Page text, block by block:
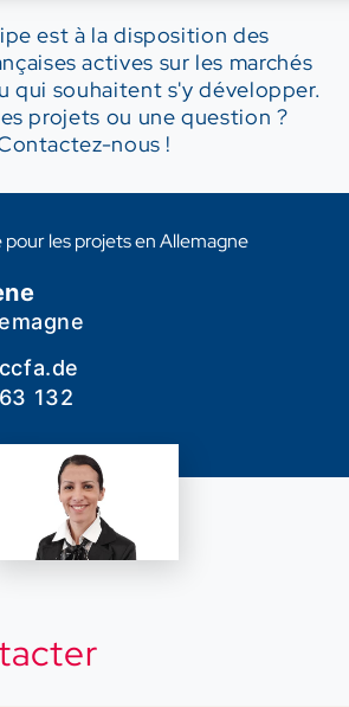
est à la disposition des
actives sur les marchés
qui souhaitent s'y développer.
projets ou une question ?
nous !
les projets en Allemagne
132